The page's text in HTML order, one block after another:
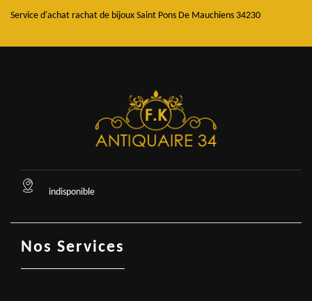
Service d'achat rachat de bijoux Saint Pons De Mauchiens 34230
indisponible
Nos Services